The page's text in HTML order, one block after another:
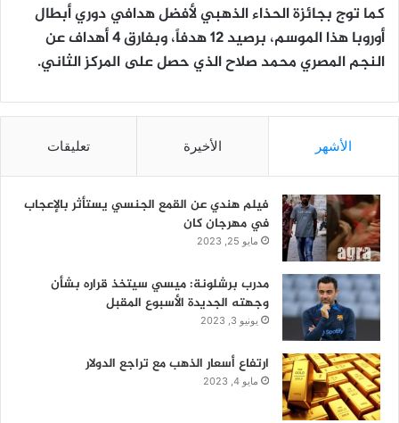
كما توج بجائزة الحذاء الذهبي لأفضل هدافي دوري أبطال
أوروبا هذا الموسم، برصيد 12 هدفاً، وبفارق 4 أهداف عن
النجم المصري محمد صلاح الذي حصل على المركز الثاني.
الأشهر الأخيرة تعليقات
فيلم هندي عن القمع الجنسي يستأثر بالإعجاب
في مهرجان كان
مايو 25, 2023
مدرب برشلونة: ميسي سيتخذ قراره بشأن
وجهته الجديدة الأسبوع المقبل
يونيو 3, 2023
ارتفاع أسعار الذهب مع تراجع الدولار
مايو 4, 2023